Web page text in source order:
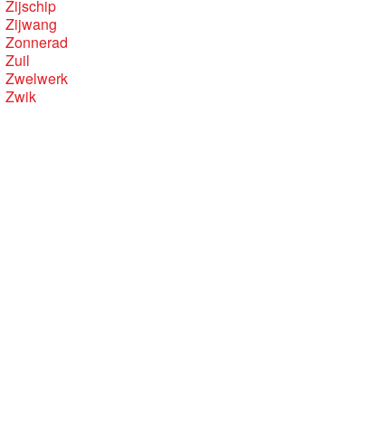
Zijschip
Zijwang
Zonnerad
Zuil
Zwelwerk
Zwik